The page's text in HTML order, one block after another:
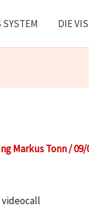
SYSTEM DIE
Markus Tonn/09/
videocall